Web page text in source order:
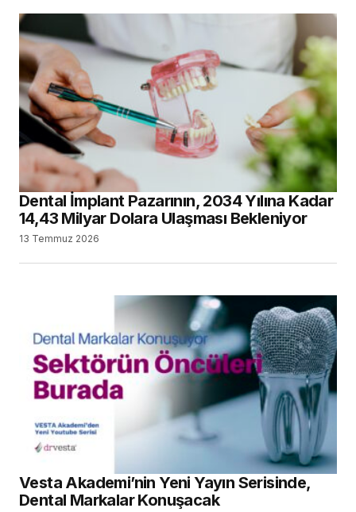
Dental İmplant Pazarının, 2034 Yılına Kadar
14,43 Milyar Dolara Ulaşması Bekleniyor
13 Temmuz 2026
Vesta Akademi’nin Yeni Yayın Serisinde,
Dental Markalar Konuşacak